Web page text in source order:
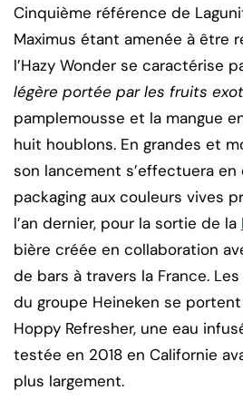
Cinquième référence de
Maximus étant amenée à être
l’Hazy Wonder se caractérise
légère portée par les fruits
pamplemousse et la mangue
huit houblons. En grandes et
son lancement s’effectuera
packaging aux couleurs vives
l’an dernier, pour la sortie de la
bière créée en collaboration
de bars à travers la France.
du groupe Heineken se
Hoppy Refresher, une eau
testée en 2018 en Californie
plus largement.